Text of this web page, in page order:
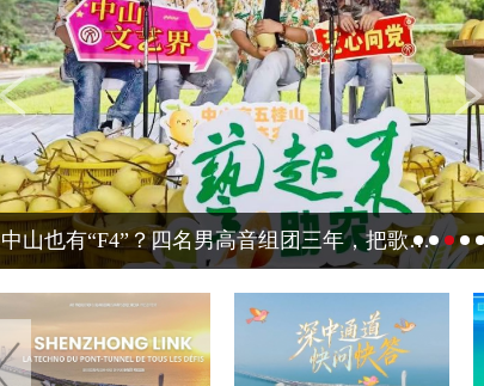
雨中火把节，在中山影视城“燃”情上演